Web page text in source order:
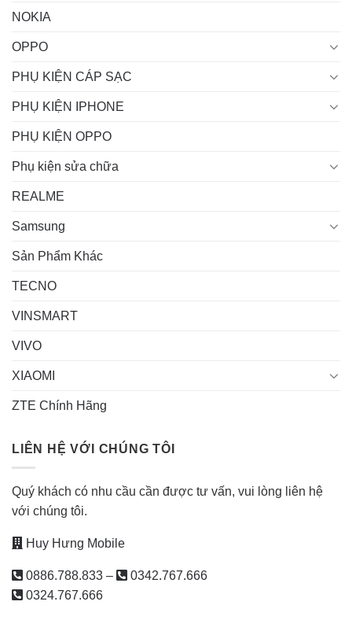
NOKIA
OPPO
PHỤ KIỆN CÁP SẠC
PHỤ KIỆN IPHONE
PHỤ KIỆN OPPO
Phụ kiện sửa chữa
REALME
Samsung
Sản Phẩm Khác
TECNO
VINSMART
VIVO
XIAOMI
ZTE Chính Hãng
LIÊN HỆ VỚI CHÚNG TÔI
Quý khách có nhu cầu cần được tư vấn, vui lòng liên hệ
với chúng tôi.
Huy Hưng Mobile
0886.788.833 –
0342.767.666
0324.767.666